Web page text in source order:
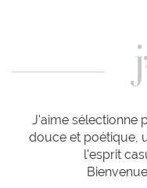
J'aime sélectionne
douce et poétique,
l'esprit